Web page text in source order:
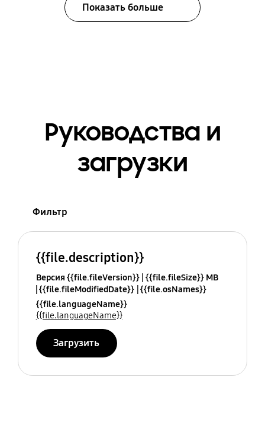
Показать больше
Руководства и
загрузки
Фильтр
{{file.description}}
Версия {{file.fileVersion}} {{file.fileSize}} MB
{{file.fileModifiedDate}} {{file.osNames}}
{{file.languageName}}
{{file.languageName}}
Загрузить